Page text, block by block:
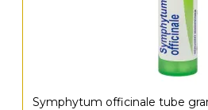
Symphytum officinale tube